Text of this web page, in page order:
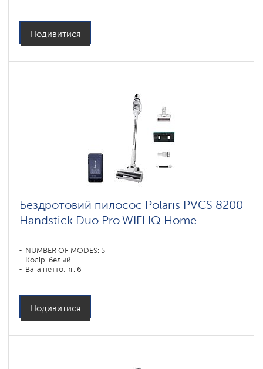
Подивитися
Бездротовий пилосос Polaris PVCS 8200
Handstick Duo Pro WIFI IQ Home
NUMBER OF MODES: 5
Колір: белый
Вага нетто, кг: 6
Подивитися